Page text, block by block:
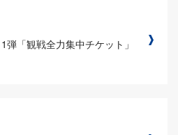
弾「観戦全力集中チケット」